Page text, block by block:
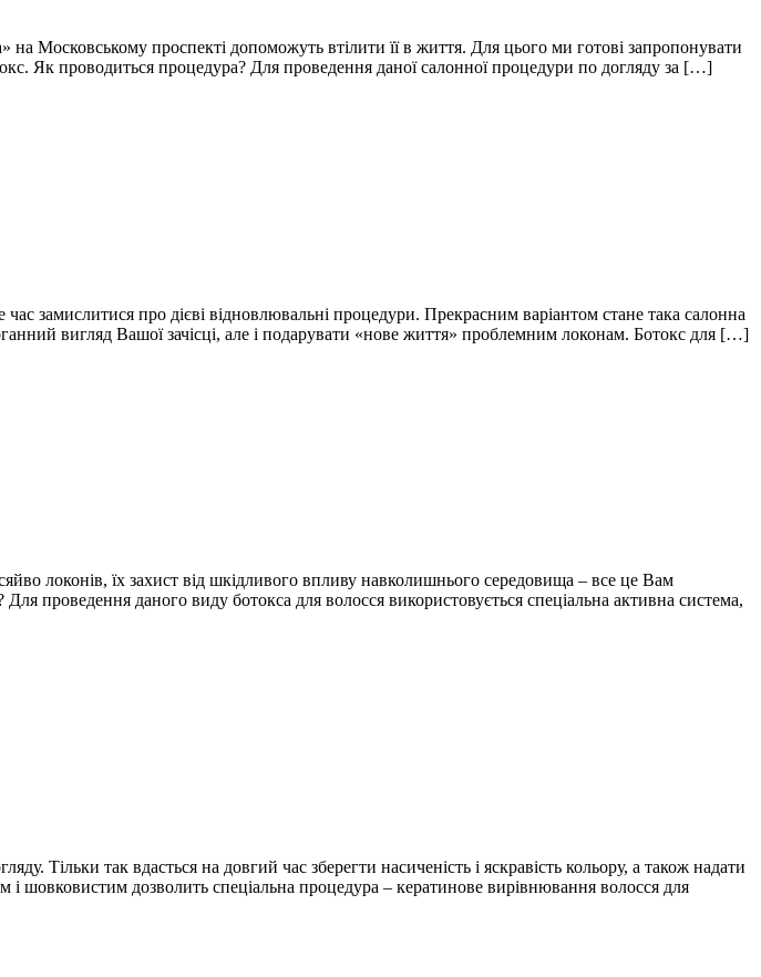
Московському проспекті допоможуть втілити її в життя. Для цього ми готові запропонувати
Як проводиться процедура? Для проведення даної салонної процедури по догляду за […]
про дієві відновлювальні процедури. Прекрасним варіантом стане така салонна
вигляд Вашої зачісці, але і подарувати «нове життя» проблемним локонам. Ботокс для […]
локонів, їх захист від шкідливого впливу навколишнього середовища – все це Вам
проведення даного виду ботокса для волосся використовується спеціальна активна система,
Тільки так вдасться на довгий час зберегти насиченість і яскравість кольору, а також надати
шовковистим дозволить спеціальна процедура – кератинове вирівнювання волосся для